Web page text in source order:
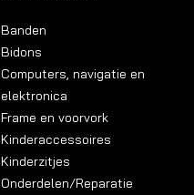
Banden
Bidons
Computers, navigatie en
elektronica
Frame en voorvork
Kinderaccessoires
Kinderzitjes
Onderdelen/Reparatie